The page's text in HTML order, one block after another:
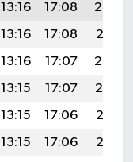
13:16 17:08
20:23
13:16 17:08
20:21
13:16 17:07
20:20
13:15 17:07
20:19
13:15 17:06
20:18
13:15 17:06
20:16